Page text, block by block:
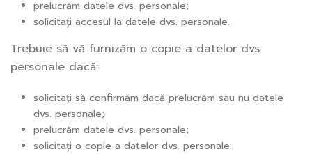
prelucrăm datele dvs. personale;
solicitați accesul la datele dvs. personale.
Trebuie să vă furnizăm o copie a datelor dvs.
personale dacă:
solicitați să confirmăm dacă prelucrăm sau nu datele
dvs. personale;
prelucrăm datele dvs. personale;
solicitați o copie a datelor dvs. personale.